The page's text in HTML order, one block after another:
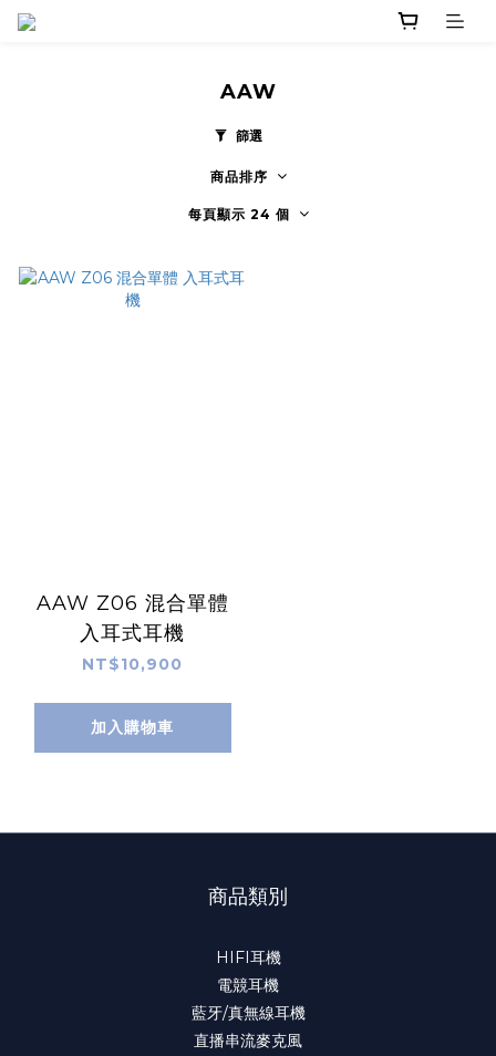
AAW
篩選
商品排序
每頁顯示 24 個
AAW Z06 混合單體
入耳式耳機
NT$10,900
加入購物車
商品類別
HIFI耳機
電競耳機
藍牙/真無線耳機
直播串流麥克風